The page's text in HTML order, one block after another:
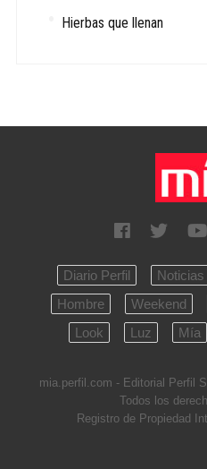
Hierbas que llenan
Diario Perfil Noticias
Hombre
Weekend
Look
Luz Mía
mia.perfil.com - Editorial Perfil
Todos los
Registro de Propiedad